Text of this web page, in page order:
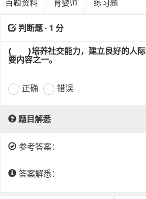
百题资料 育婴师 练习题
判断题 · 1 分
( )培养社交能力，建立良好的人际
要内容之一。
正确 错误
题目解悉
参考答案：
答案解悉：